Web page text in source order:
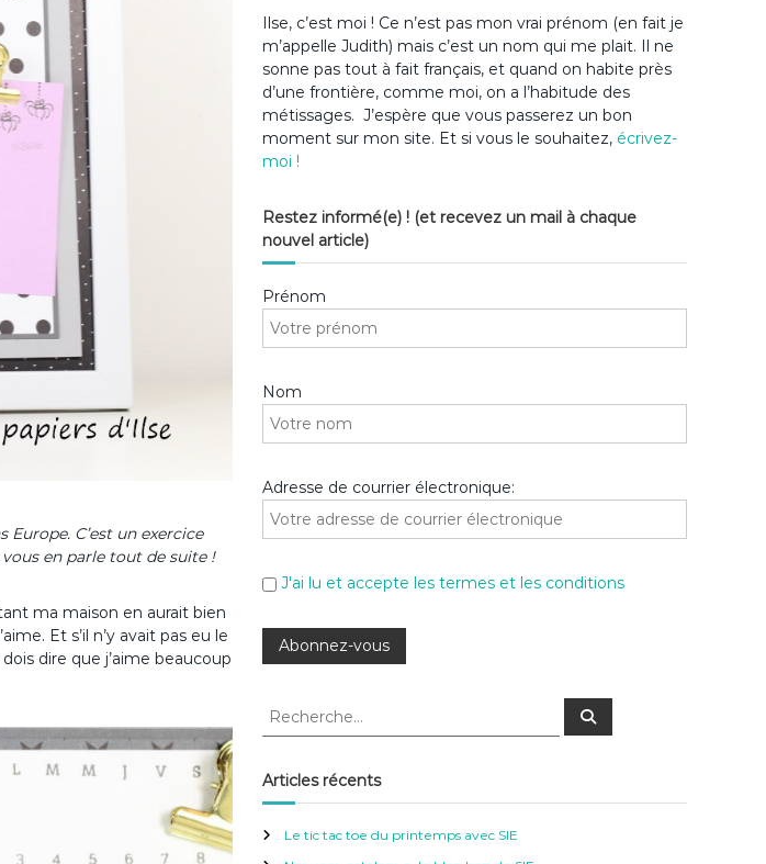
C’est un exercice
en parle tout de suite !
ma maison en aurait bien
Et s’il n’y avait pas eu le
dire que j’aime beaucoup
Ilse, c’est moi ! Ce n’est pas mon vrai prénom (en fait je
m’appelle Judith) mais c’est un nom qui me plait. Il ne
sonne pas tout à fait français, et quand on habite près
d’une frontière, comme moi, on a l’habitude des
métissages. J’espère que vous passerez un bon
moment sur mon site. Et si vous le souhaitez, écrivez-
moi !
Restez informé(e) ! (et recevez un mail à chaque
nouvel article)
Prénom
Nom
Adresse de courrier électronique:
J'ai lu et accepte les termes et les conditions
R
h
e
c
R
c
Articles récents
Le tic tac toe du printemps avec SIE